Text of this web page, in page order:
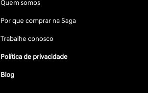
Quem somos
Por que comprar na Saga
Trabalhe conosco
Política de privacidade
Blog